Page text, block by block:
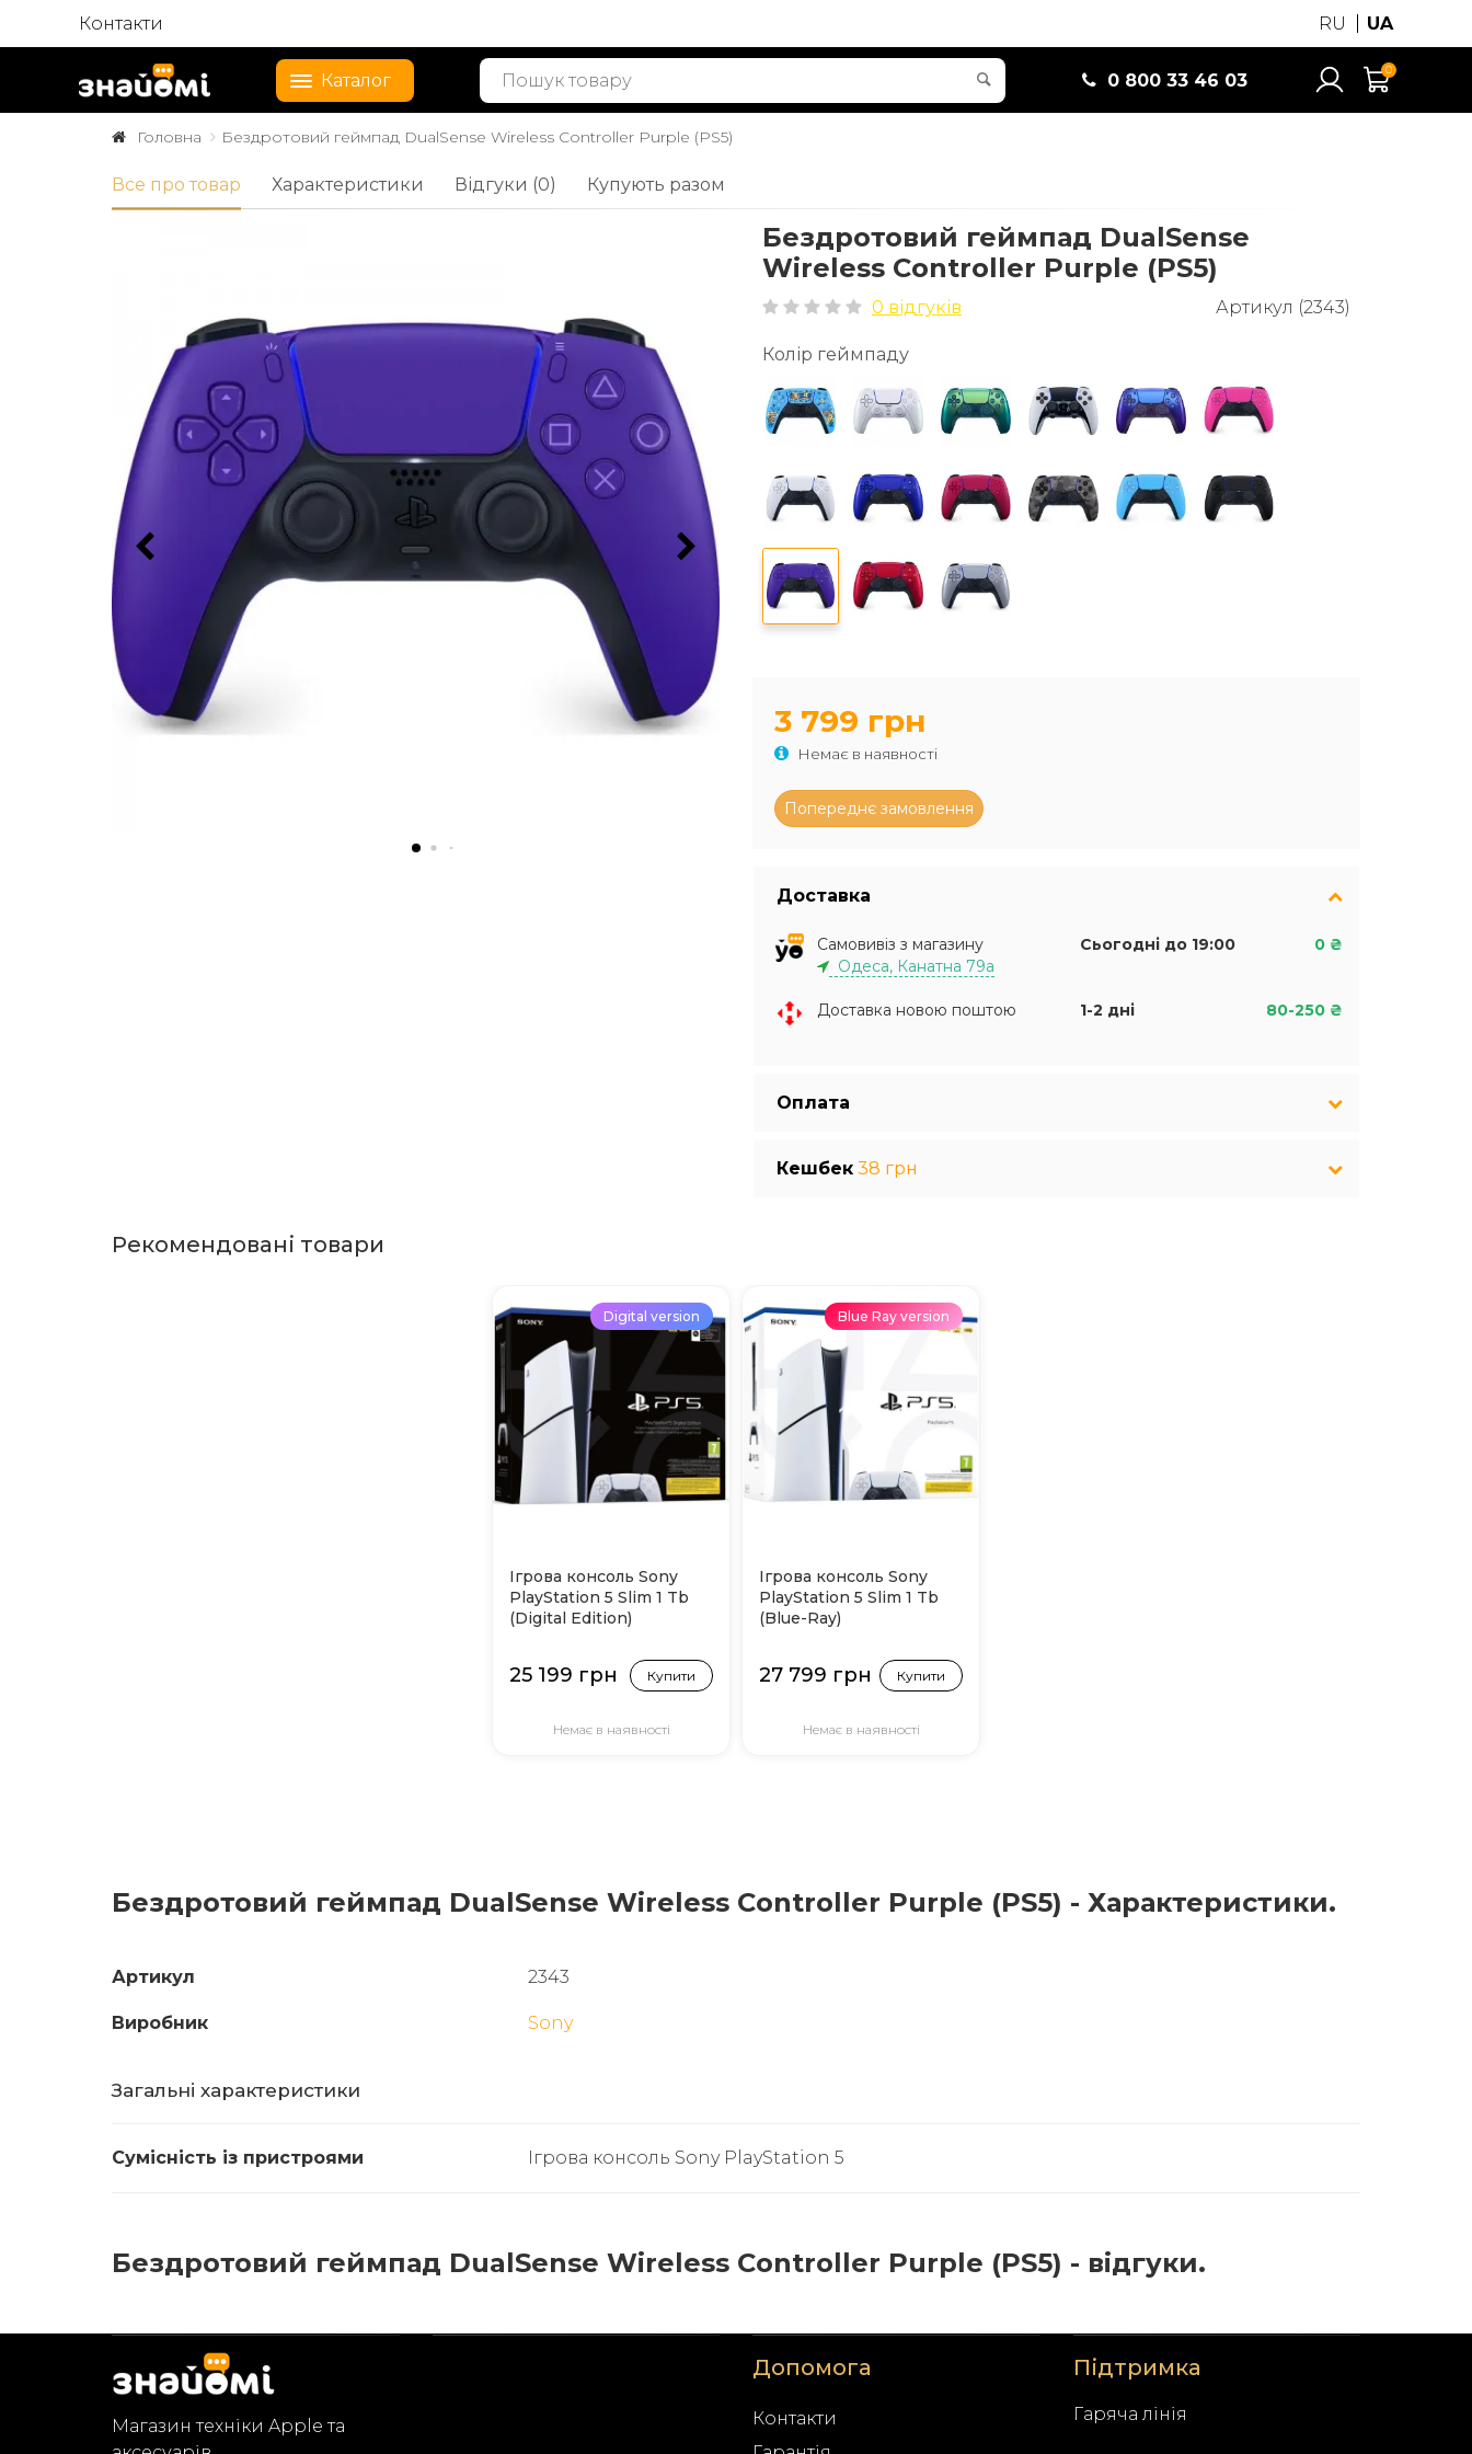
Контакти RU UA
Каталог 0 800 33 46 03
0
Головна Бездротовий геймпад DualSense Wireless Controller Purple (PS5)
Все про товар Характеристики Відгуки (0) Купують разом
Бездротовий геймпад DualSense
Wireless Controller Purple (PS5)
0 відгуків Артикул (2343)
Колір геймпаду
3 799 грн
Немає в наявності
Доставка
Самовивіз з магазину
Одеса, Канатна 79а
Сьогодні до 19:00 0 ₴
Доставка новою поштою 1-2 дні 80-250 ₴
Оплата
Кешбек 38 грн
Рекомендовані товари
Digital version
Ігрова консоль Sony
PlayStation 5 Slim 1 Tb
(Digital Edition)
25 199 грн Купити
Немає в наявності
Blue Ray version
Ігрова консоль Sony
PlayStation 5 Slim 1 Tb
(Blue-Ray)
27 799 грн Купити
Немає в наявності
Бездротовий геймпад DualSense Wireless Controller Purple (PS5) - Характеристики.
Артикул 2343
Виробник Sony
Загальні характеристики
Сумісність із пристроями Ігрова консоль Sony PlayStation 5
Бездротовий геймпад DualSense Wireless Controller Purple (PS5) - відгуки.
Магазин техніки Apple та
Допомога
Контакти
Підтримка
Гаряча лінія